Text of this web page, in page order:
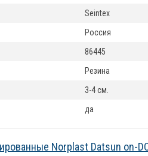
Seintex
Россия
86445
Резина
3-4 см.
да
Norplast Datsun on-